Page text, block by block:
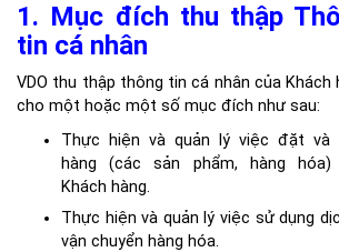
1. Mục đích thu thập
tin cá nhân
VDO thu thập thông tin cá nhân của Khách
cho một hoặc một số mục đích như sau:
Thực hiện và quản lý việc đặt và
hàng (các sản phẩm, hàng hóa)
Khách hàng.
Thực hiện và quản lý việc sử dụng
vận chuyển hàng hóa.